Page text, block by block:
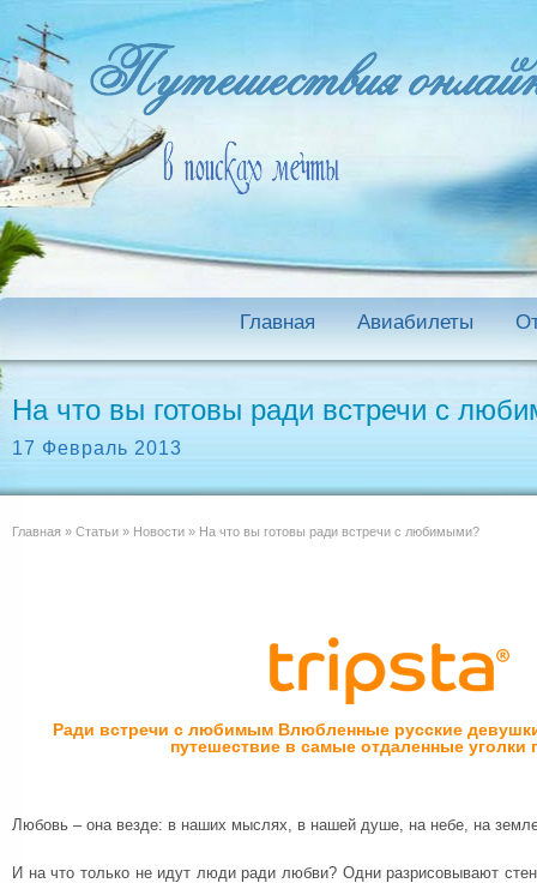
Главная Авиабилеты
На что вы готовы ради встречи с
17 Февраль 2013
Главная » Статьи » Новости » На что вы готовы ради встречи с любимыми?
Ради встречи с любимым Влюбленные русские
путешествие в самые отдаленные уголки
Любовь – она везде: в наших мыслях, в нашей душе, на небе, на
И на что только не идут люди ради любви? Одни разрисовывают